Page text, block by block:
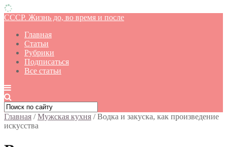
СССР. Жизнь до, во время и после
Главная
Статьи
Рубрики
Подписаться
Все статьи
Главная /Мужская кухня /Водка и закуска, как произведение
искусства